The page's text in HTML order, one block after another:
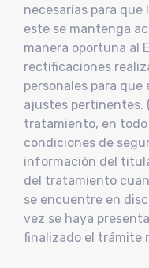
necesarias para
este se mantenga
manera oportuna al
rectificaciones
personales para que
ajustes pertinentes.
tratamiento, en todo
condiciones de
información del
del tratamiento
se encuentre en
vez se haya
finalizado el trámite